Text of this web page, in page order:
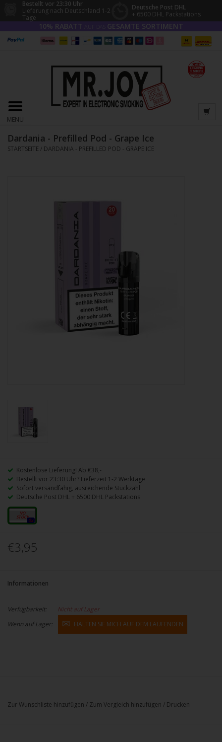
Bestellt vor 23:30 Uhr
Lieferung nach Deutschland 1-2
Tage
Deutsche Post DHL
+ 6500 DHL Packstations
10% RABATT GESAMTE SORTIMENT
MENU
Dardania - Prefilled Pod - Grape Ice
STARTSEITE / DARDANIA - PREFILLED POD - GRAPE ICE
Kostenlose Lieferung! Ab €38,-
Bestellt vor 23:30 Uhr? Lieferzeit 1-2 Werktage
Sofort versandfähig, ausreichende Stückzahl
Deutsche Post DHL + 6500 DHL Packstations
20mg
0x
€3,95
Informationen
Verfügbarkeit:
Nicht auf Lager
Wenn auf Lager:
HALTEN SIE MICH AUF DEM LAUFENDEN
Zur Wunschliste hinzufügen / Zum Vergleich hinzufügen / Drucken